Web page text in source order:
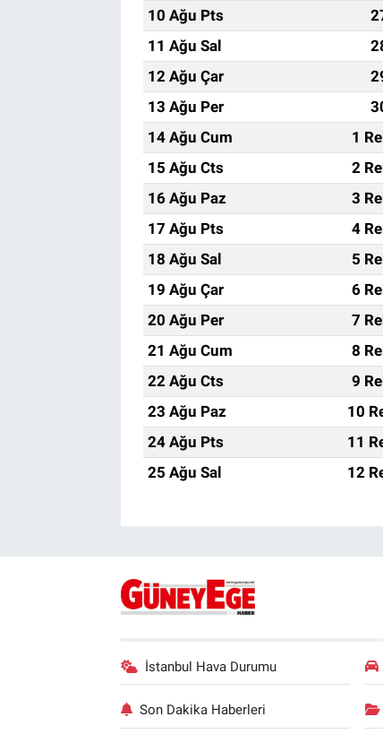
10 Ağu Pts
11 Ağu Sal
12 Ağu Çar
13 Ağu Per
14 Ağu Cum
1
15 Ağu Cts
2
16 Ağu Paz
3
17 Ağu Pts
4
18 Ağu Sal
5
19 Ağu Çar
6
20 Ağu Per
7
21 Ağu Cum
8
22 Ağu Cts
9
23 Ağu Paz
10
24 Ağu Pts
11
25 Ağu Sal
12
İstanbul Hava Durumu
Son Dakika Haberleri